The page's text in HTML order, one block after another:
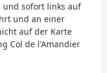
und sofort links auf
und an einer
auf der Karte
Col de l'Amandier